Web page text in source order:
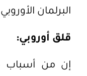
البرلمان
قلق أوروبي:
إن من أسباب